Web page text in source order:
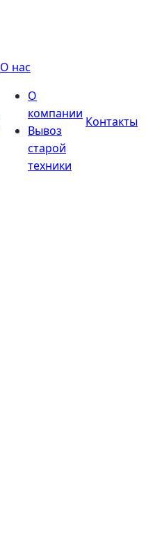
О нас
О
компании
Вывоз
старой
техники
Контакты